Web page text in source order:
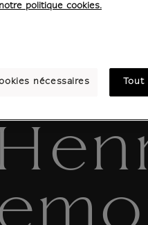
notre politique cookies.
nécessaires